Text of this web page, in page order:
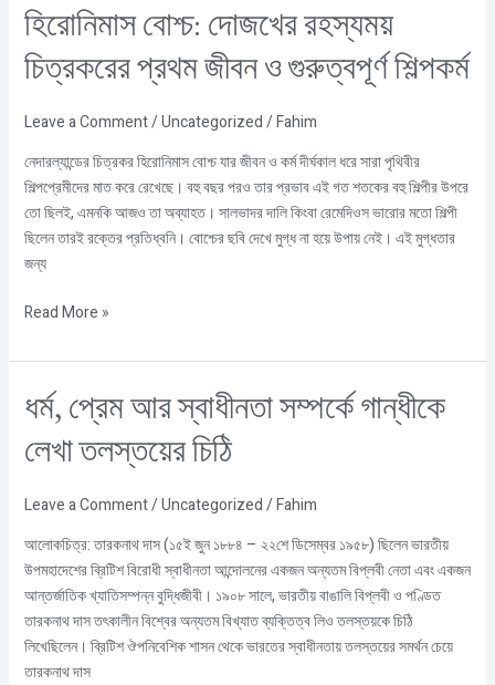
হিরোনিমাস বোশ্চ: দোজখের রহস্যময়
চিত্রকরের প্রথম জীবন ও গুরুত্বপূর্ণ শিল্পকর্ম
Leave a Comment/Uncategorized/Fahim
নেদারল্যান্ডের চিত্রকর হিরোনিমাস বোশ্চ যার জীবন ও কর্ম দীর্ঘকাল ধরে সারা পৃথিবীর
শিল্পপ্রেমীদের মাত করে রেখেছে। বহু বছর পরও তার প্রভাব এই গত শতকের বহু শিল্পীর উপরে
তো ছিলই, এমনকি আজও তা অব্যাহত। সালভাদর দালি কিংবা রেমেদিওস ভারোর মতো শিল্পী
ছিলেন তারই রক্তের প্রতিধ্বনি। বোশ্চের ছবি দেখে মুগ্ধ না হয়ে উপায় নেই। এই মুগ্ধতার
জন্য
হিরোনিমাস
বোশ্চ:
দোজখের
রহস্যময়
চিত্রকরের
জীবন
ও
গুরুত্বপূর্ণ
শিল্পকর্ম
Read More »
ধর্ম, প্রেম আর স্বাধীনতা সম্পর্কে গান্ধীকে
লেখা তলস্তয়ের চিঠি
Leave a Comment/Uncategorized/Fahim
আলোকচিত্র: তারকনাথ দাস (১৫ই জুন ১৮৮৪ – ২২শে ডিসেম্বর ১৯৫৮) ছিলেন ভারতীয়
উপমহাদেশের ব্রিটিশ বিরোধী স্বাধীনতা আন্দোলনের একজন অন্যতম বিপ্লবী নেতা এবং একজন
আন্তর্জাতিক খ্যাতিসম্পন্ন বুদ্ধিজীবী। ১৯০৮ সালে, ভারতীয় বাঙালি বিপ্লবী ও পণ্ডিত
তারকনাথ দাস তৎকালীন বিশ্বের অন্যতম বিখ্যাত ব্যক্তিত্ব লিও তলস্তয়কে চিঠি
লিখেছিলেন। ব্রিটিশ ঔপনিবেশিক শাসন থেকে ভারতের স্বাধীনতায় তলস্তয়ের সমর্থন চেয়ে
তারকনাথ দাস
ধর্ম,
প্রেম
আর
সম্পর্কে
লেখা
তলস্তয়ের
চিঠি